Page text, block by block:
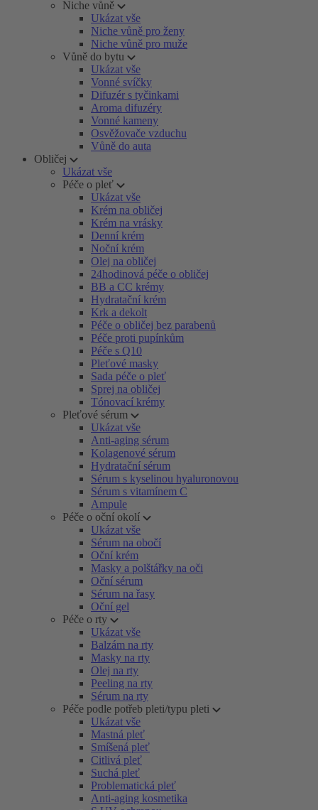
Niche vůně
Ukázat vše
Niche vůně pro ženy
Niche vůně pro muže
Vůně do bytu
Ukázat vše
Vonné svíčky
Difuzér s tyčinkami
Aroma difuzéry
Vonné kameny
Osvěžovače vzduchu
Vůně do auta
Obličej
Ukázat vše
Péče o pleť
Ukázat vše
Krém na obličej
Krém na vrásky
Denní krém
Noční krém
Olej na obličej
24hodinová péče o obličej
BB a CC krémy
Hydratační krém
Krk a dekolt
Péče o obličej bez parabenů
Péče proti pupínkům
Péče s Q10
Pleťové masky
Sada péče o pleť
Sprej na obličej
Tónovací krémy
Pleťové sérum
Ukázat vše
Anti-aging sérum
Kolagenové sérum
Hydratační sérum
Sérum s kyselinou hyaluronovou
Sérum s vitamínem C
Ampule
Péče o oční okolí
Ukázat vše
Sérum na obočí
Oční krém
Masky a polštářky na oči
Oční sérum
Sérum na řasy
Oční gel
Péče o rty
Ukázat vše
Balzám na rty
Masky na rty
Olej na rty
Peeling na rty
Sérum na rty
Péče podle potřeb pleti/typu pleti
Ukázat vše
Mastná pleť
Smíšená pleť
Citlivá pleť
Suchá pleť
Problematická pleť
Anti-aging kosmetika